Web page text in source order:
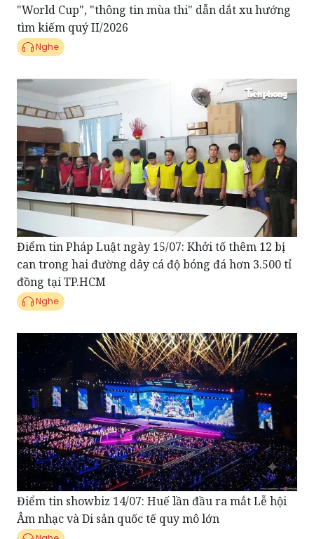
Nghe
Điểm tin Pháp Luật ngày 15/07: Khởi tố thêm 12 bị
can trong hai đường dây cá độ bóng đá hơn 3.500 tỉ
đồng tại TP.HCM
Nghe
Điểm tin showbiz 14/07: Huế lần đầu ra mắt Lễ hội
Âm nhạc và Di sản quốc tế quy mô lớn
Nghe